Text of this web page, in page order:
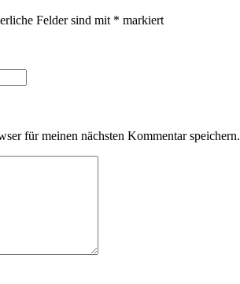
Felder sind mit * markiert
für meinen nächsten Kommentar speichern.